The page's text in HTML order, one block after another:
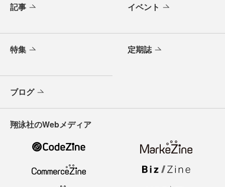
記事 イベント
特集 定期誌
ブログ
翔泳社のWebメディア